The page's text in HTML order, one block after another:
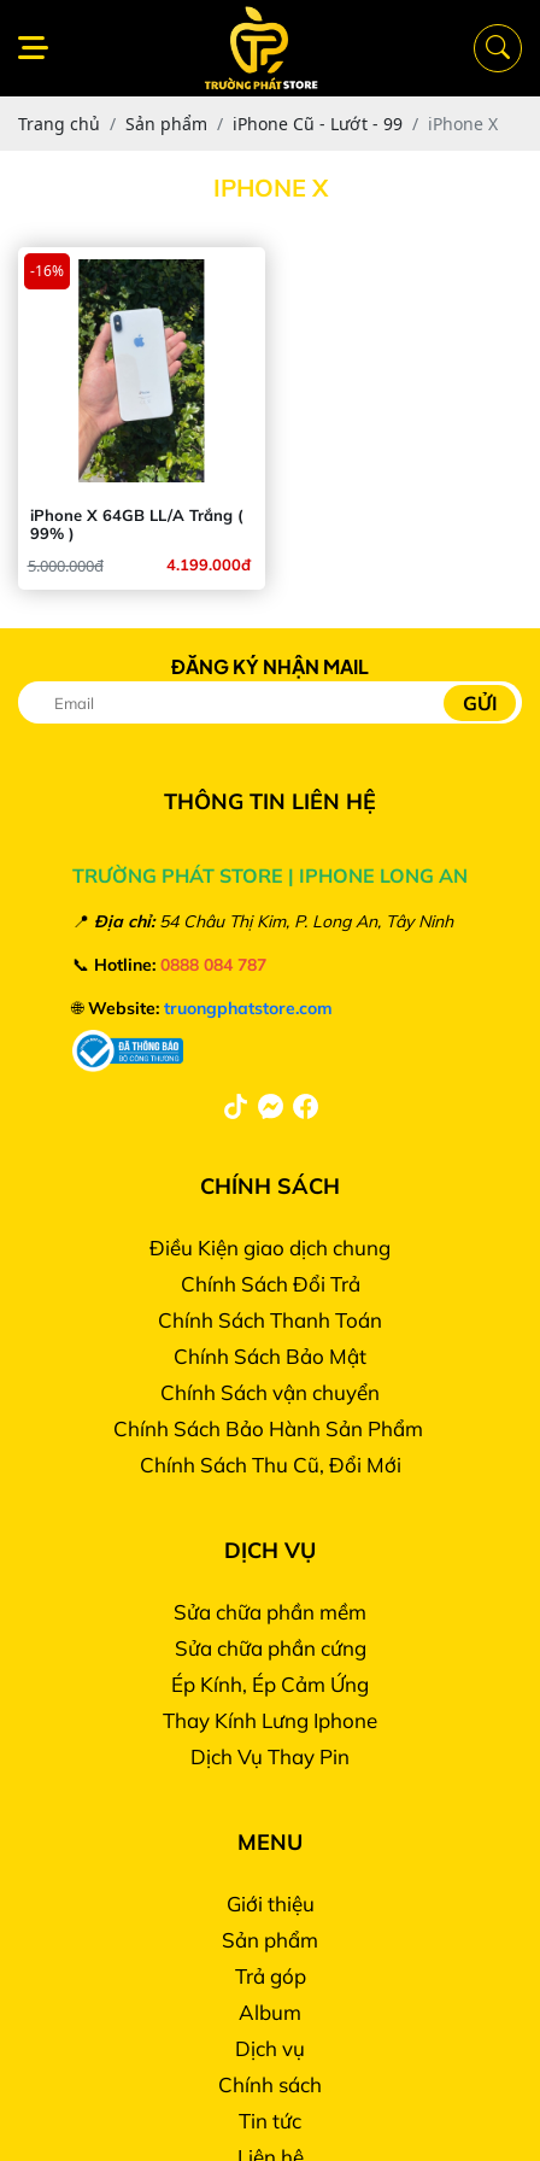
Trang chủ Sản phẩm iPhone Cũ - Lướt - 99 iPhone X
IPHONE X
iPhone X 64GB LL/A Trắng (
99% )
4.199.000đ
5.000.000đ
-16%
ĐĂNG KÝ NHẬN MAIL
THÔNG TIN LIÊN HỆ
TRƯỜNG PHÁT STORE | IPHONE LONG AN
📍 Địa chỉ:54 Châu Thị Kim, P. Long An, Tây Ninh
📞 Hotline: 0888 084 787
🌐Website: truongphatstore.com
CHÍNH SÁCH
Điều Kiện giao dịch chung
Chính Sách Đổi Trả
Chính Sách Thanh Toán
Chính Sách Bảo Mật
Chính Sách vận chuyển
Chính Sách Bảo Hành Sản Phẩm
Chính Sách Thu Cũ, Đổi Mới
DỊCH VỤ
Sửa chữa phần mềm
Sửa chữa phần cứng
Ép Kính, Ép Cảm Ứng
Thay Kính Lưng Iphone
Dịch Vụ Thay Pin
MENU
Giới thiệu
Sản phẩm
Trả góp
Album
Dịch vụ
Chính sách
Tin tức